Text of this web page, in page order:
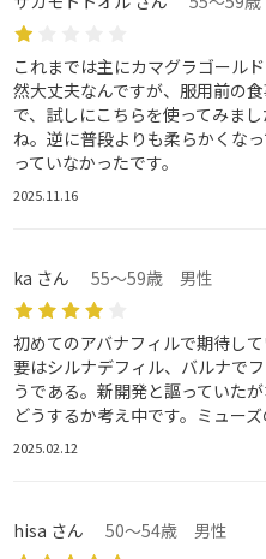
これまでは主にカマグラゴール
然大丈夫なんですが、服用前の
で、試しにこちらを使ってみま
ね。逆に普段よりも柔らかくな
っていなかったです。
2025.11.16
ka さん 55～59歳 男性
初めてのアバナフィルで期待し
要はシルナデフィル、バルナで
うである。新開発と謳っていた
どうするか考え中です。ミュー
2025.02.12
hisa さん 50～54歳 男性